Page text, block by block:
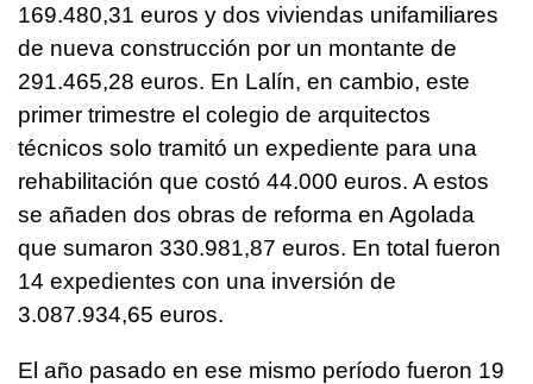
169.480,31 euros y dos viviendas unifamiliares
de nueva construcción por un montante de
291.465,28 euros. En Lalín, en cambio, este
primer trimestre el colegio de arquitectos
técnicos solo tramitó un expediente para una
rehabilitación que costó 44.000 euros. A estos
se añaden dos obras de reforma en Agolada
que sumaron 330.981,87 euros. En total fueron
14 expedientes con una inversión de
3.087.934,65 euros.
El año pasado en ese mismo período fueron 19